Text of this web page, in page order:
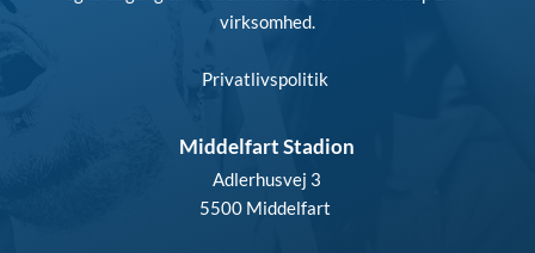
virksomhed.
Privatlivspolitik
Middelfart Stadion
Adlerhusvej 3
5500 Middelfart